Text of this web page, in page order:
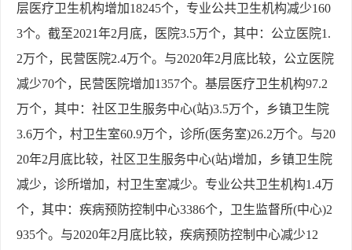
层医疗卫生机构增加18245个，专业公共卫生机构减少160
3个。截至2021年2月底，医院3.5万个，其中：公立医院1.
2万个，民营医院2.4万个。与2020年2月底比较，公立医院
减少70个，民营医院增加1357个。基层医疗卫生机构97.2
万个，其中：社区卫生服务中心(站)3.5万个，乡镇卫生院
3.6万个，村卫生室60.9万个，诊所(医务室)26.2万个。与20
20年2月底比较，社区卫生服务中心(站)增加，乡镇卫生院
减少，诊所增加，村卫生室减少。专业公共卫生机构1.4万
个，其中：疾病预防控制中心3386个，卫生监督所(中心)2
935个。与2020年2月底比较，疾病预防控制中心减少12